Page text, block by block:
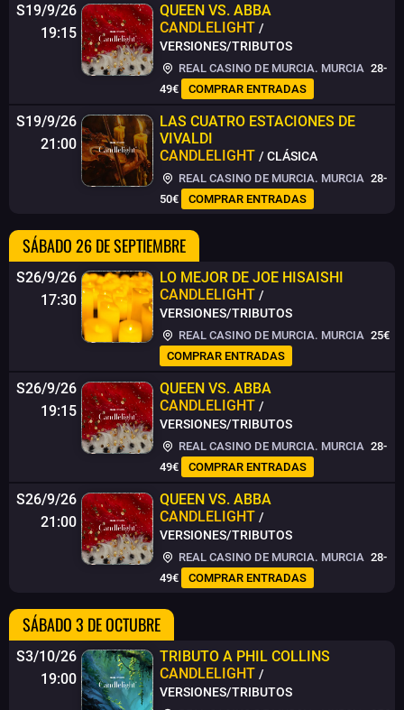
S19/9/26
19:15
QUEEN VS. ABBA
CANDLELIGHT /
VERSIONES/TRIBUTOS
REAL CASINO DE MURCIA. MURCIA 28-
49€
COMPRAR ENTRADAS
S19/9/26
21:00
LAS CUATRO ESTACIONES DE
VIVALDI
CANDLELIGHT / CLÁSICA
REAL CASINO DE MURCIA. MURCIA 28-
50€
COMPRAR ENTRADAS
SÁBADO 26 DE SEPTIEMBRE
S26/9/26
17:30
LO MEJOR DE JOE HISAISHI
CANDLELIGHT /
VERSIONES/TRIBUTOS
REAL CASINO DE MURCIA. MURCIA 25€
COMPRAR ENTRADAS
S26/9/26
19:15
QUEEN VS. ABBA
CANDLELIGHT /
VERSIONES/TRIBUTOS
REAL CASINO DE MURCIA. MURCIA 28-
49€
COMPRAR ENTRADAS
S26/9/26
21:00
QUEEN VS. ABBA
CANDLELIGHT /
VERSIONES/TRIBUTOS
REAL CASINO DE MURCIA. MURCIA 28-
49€
COMPRAR ENTRADAS
SÁBADO 3 DE OCTUBRE
S3/10/26
19:00
TRIBUTO A PHIL COLLINS
CANDLELIGHT /
VERSIONES/TRIBUTOS